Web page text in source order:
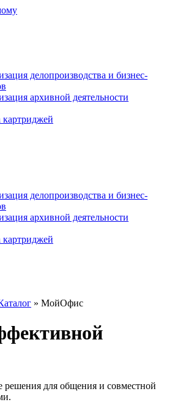
делопроизводства и бизнес-
архивной деятельности
картриджей
делопроизводства и бизнес-
архивной деятельности
картриджей
» МойОфис
решения для общения и совместной